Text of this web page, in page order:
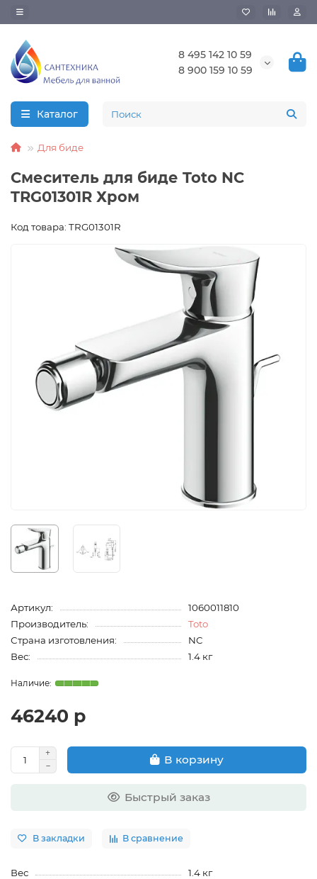
8 495 142 10 59
8 900 159 10 59
Каталог
Для биде
Смеситель для биде Toto NC
TRG01301R Хром
Код товара: TRG01301R
Артикул:
1060011810
Производитель:
Toto
Страна изготовления:
NC
Вес:
1.4 кг
46240 р
В корзину
Быстрый заказ
В закладки В сравнение
Вес 1.4 кг